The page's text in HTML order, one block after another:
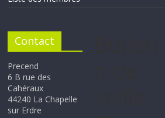
Contact
Precend
6 B rue des
Cahéraux
44240 La Chapelle
sur Erdre